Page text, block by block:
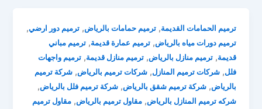
ترميم الحمامات القديمة,ترميم حمامات بالرياض,ترميم دور ارضي,
ترميم دورات مياه بالرياض,ترميم عمارة قديمة,ترميم مباني
قديمة,ترميم منازل بالرياض,ترميم منازل قديمة,ترميم واجهات
فلل,شركات ترميم المنازل,شركات ترميم بالرياض,شركة ترميم
بالرياض,شركة ترميم شقق بالرياض,شركة ترميم فلل بالرياض,
شركه ترميم المنازل بالرياض,مقاول ترميم بالرياض,مقاول ترميم